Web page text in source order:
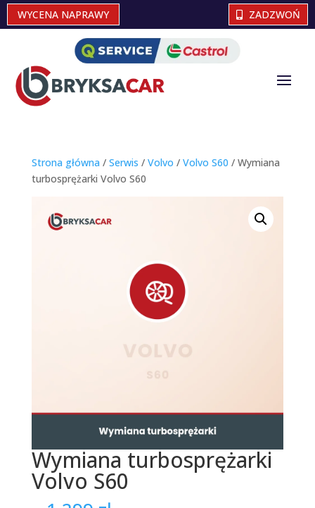
WYCENA NAPRAWY ZADZWOŃ
Strona główna / Serwis / Volvo / Volvo S60 / Wymiana
turbosprężarki Volvo S60
Wymiana turbosprężarki
Volvo S60